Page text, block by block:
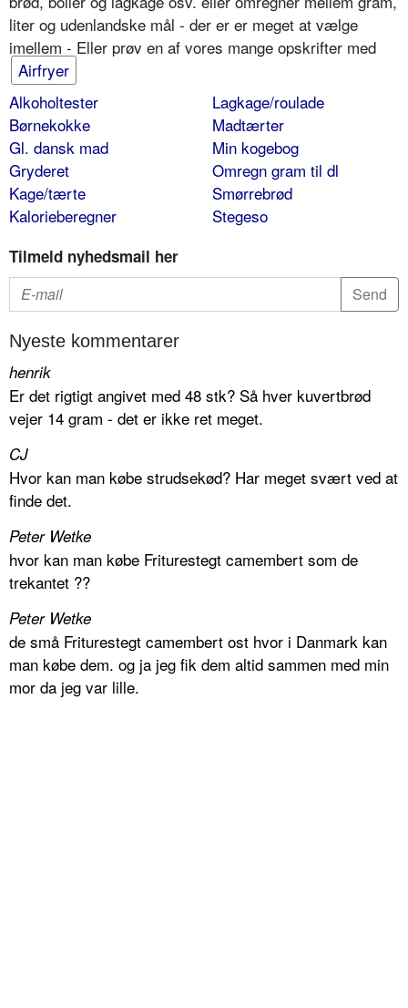
liter og udenlandske mål - der er er meget at vælge
imellem - Eller prøv en af vores mange opskrifter med
Airfryer
Alkoholtester
Børnekokke
Gl. dansk mad
Gryderet
Kage/tærte
Kalorieberegner
Lagkage/roulade
Madtærter
Min kogebog
Omregn gram til dl
Smørrebrød
Stegeso
Tilmeld nyhedsmail her
Nyeste kommentarer
henrik
Er det rigtigt angivet med 48 stk? Så hver kuvertbrød
vejer 14 gram - det er ikke ret meget.
CJ
Hvor kan man købe strudsekød? Har meget svært ved at
finde det.
Peter Wetke
hvor kan man købe Friturestegt camembert som de
trekantet ??
Peter Wetke
de små Friturestegt camembert ost hvor i Danmark kan
man købe dem. og ja jeg fik dem altid sammen med min
mor da jeg var lille.